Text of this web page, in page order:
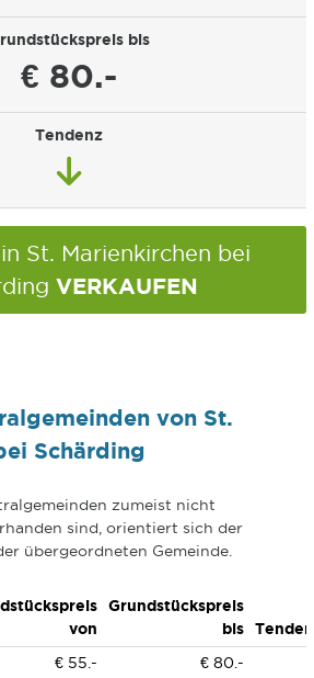
bis
€ 80.-
Tendenz
St. Marienkirchen bei
VERKAUFEN
von St.
Schärding
zumeist nicht
sind, orientiert sich der
übergeordneten Gemeinde.
von
Grundstückspreis
bis
€ 55.-
€ 80.-